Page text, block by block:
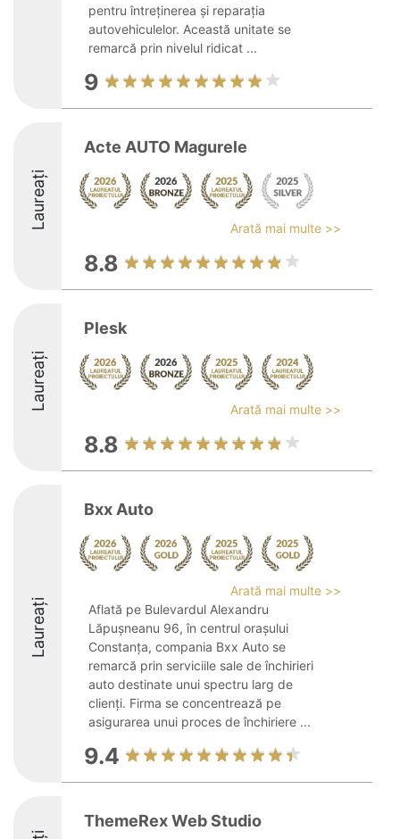
pentru întreținerea și reparația
autovehiculelor. Această unitate se
remarcă prin nivelul ridicat ...
9
Laureați
Acte AUTO Magurele
Arată mai multe >>
8.8
Laureați
Plesk
Arată mai multe >>
8.8
Laureați
Bxx Auto
Arată mai multe >>
Aflată pe Bulevardul Alexandru
Lăpușneanu 96, în centrul orașului
Constanța, compania Bxx Auto se
remarcă prin serviciile sale de închirieri
auto destinate unui spectru larg de
clienți. Firma se concentrează pe
asigurarea unui proces de închiriere ...
9.4
ThemeRex Web Studio